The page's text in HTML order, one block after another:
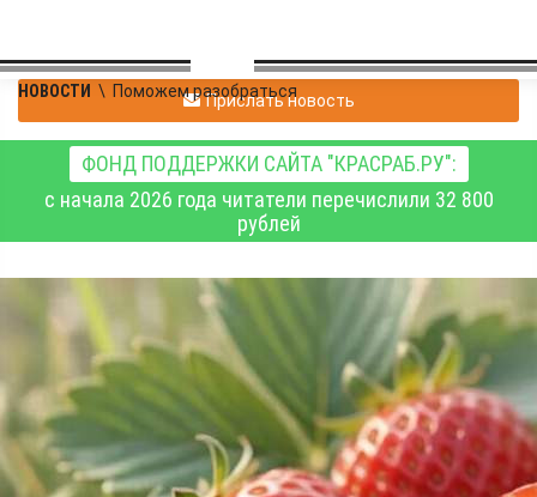
НОВОСТИ \ Поможем разобраться
Прислать новость
ФОНД ПОДДЕРЖКИ САЙТА "КРАСРАБ.РУ":
с начала 2026 года читатели перечислили 32 800
рублей
Красноярские
специалисты советуют,
какую клубнику лучше
выбирать